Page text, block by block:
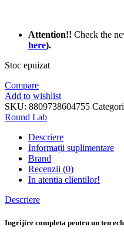
Attention!! Check the
here).
Stoc epuizat
Compare
Add to wishlist
SKU: 8809738604755
Round Lab
Descriere
Informații suplimentare
Brand
Recenzii (0)
In atentia clientilor!
Descriere
Ingrijire completa pentru un ten